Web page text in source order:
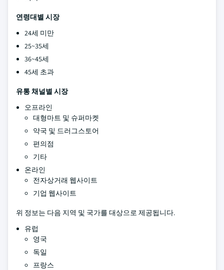
연령대별 시장
24세 미만
25~35세
36~45세
45세 초과
유통 채널별 시장
오프라인
대형마트 및 슈퍼마켓
약국 및 드러그스토어
편의점
기타
온라인
전자상거래 웹사이트
기업 웹사이트
위 정보는 다음 지역 및 국가를 대상으로 제공됩니다.
유럽
영국
독일
프랑스